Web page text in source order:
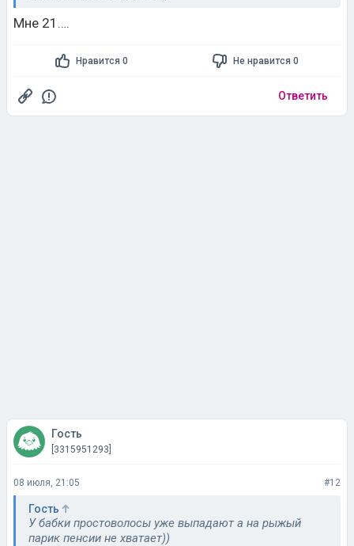
Мне 21….
Нравится 0 Не нравится 0
Ответить
Гость
[3315951293]
08 июля, 21:05 #12
Гость
У бабки простоволосы уже выпадают а на рыжый
парик пенсии не хватает))